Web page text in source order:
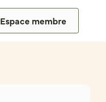
Espace membre